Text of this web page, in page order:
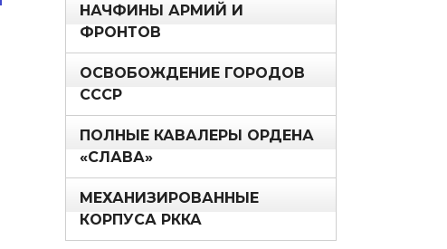
НАЧФИНЫ АРМИЙ И
ФРОНТОВ
ОСВОБОЖДЕНИЕ ГОРОДОВ
СССР
ПОЛНЫЕ КАВАЛЕРЫ ОРДЕНА
«СЛАВА»
МЕХАНИЗИРОВАННЫЕ
КОРПУСА РККА